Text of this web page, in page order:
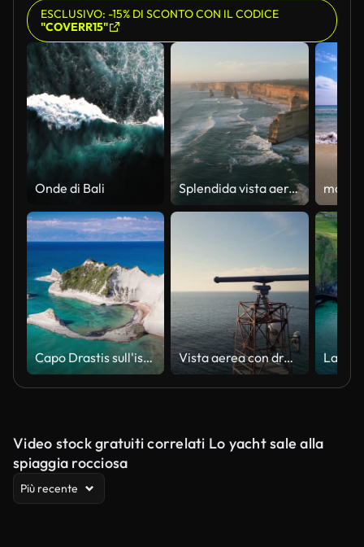
ESCLUSIVO: -15% DI SCONTO CON IL CODICE
"COVERR15"
Onde di Bali Splendida vista aerea con drone dei Dodici Apostoli, un insieme di faraglioni calcarei e attrazione turistica al largo della costa del Port Campbell National Park, lungo la Great Ocean Road a Victoria, Australia
Capo Drastis sull'isola di Corfù in Grecia Vista aerea con drone di una torre radar marittima sul mare calmo con nave da carico lontana e orizzonte costiero, catturando la tecnologia di navigazione e il vasto paesaggio oceanico in una giornata di sole
Video stock gratuiti correlati Lo yacht sale alla
spiaggia rocciosa
Più recente